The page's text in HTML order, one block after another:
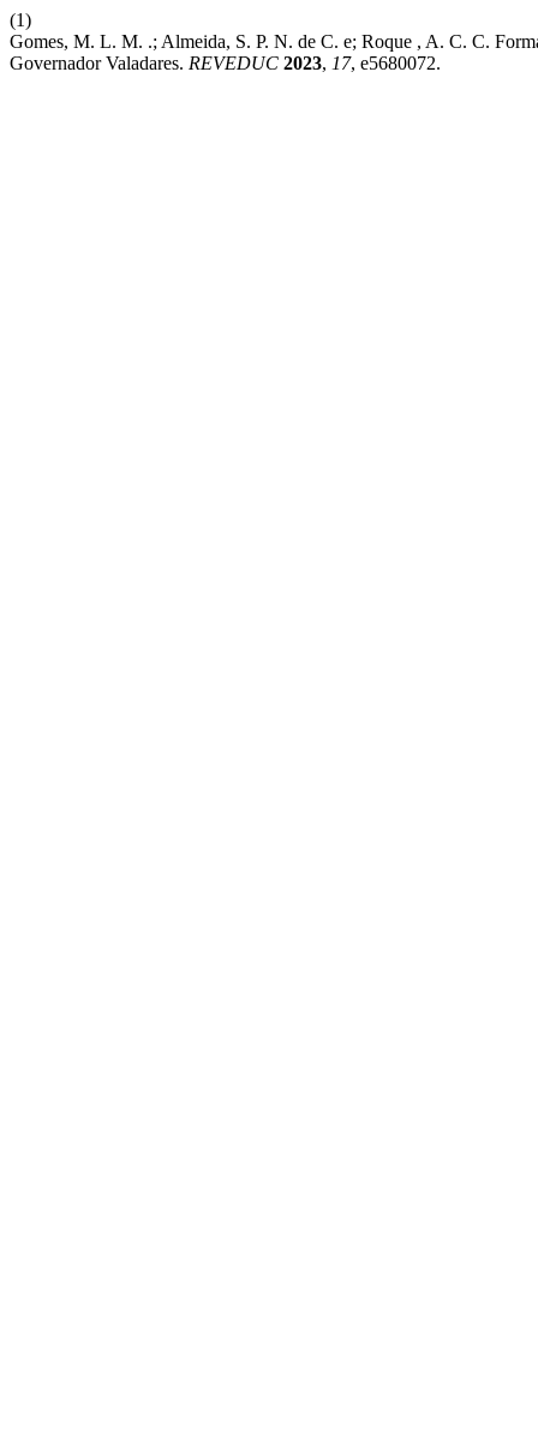
(1)
Gomes, M. L. M. .; Almeida, S. P. N. de C. e; Roque , A. C. C.
Governador Valadares. REVEDUC 2023, 17, e5680072.